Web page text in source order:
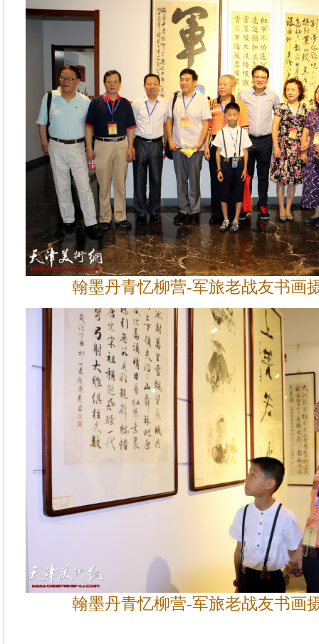
翰墨丹青忆柳营-军旅老战友书画
翰墨丹青忆柳营-军旅老战友书画